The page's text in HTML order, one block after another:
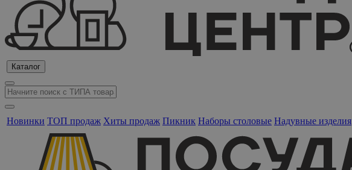
Каталог
Новинки ТОП продаж Хиты продаж Пикник Наборы столовые Надувные изделия